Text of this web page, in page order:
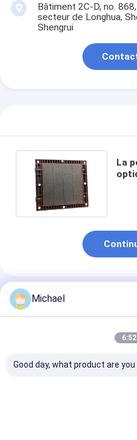
Bâtiment 2C-D, no.
secteur de Longhua,
Shengrui
La
Produits Recommandés
Michael
Good day, what product are